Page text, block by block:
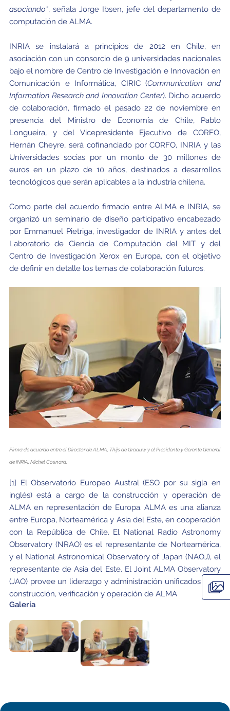
asociando”, señala Jorge Ibsen, jefe del departamento de
computación de ALMA.
INRIA se instalará a principios de 2012 en Chile, en
asociación con un consorcio de 9 universidades nacionales
bajo el nombre de Centro de Investigación e Innovación en
Comunicación e Informática, CIRIC (Communication and
Information Research and Innovation Center). Dicho acuerdo
de colaboración, firmado el pasado 22 de noviembre en
presencia del Ministro de Economía de Chile, Pablo
Longueira, y del Vicepresidente Ejecutivo de CORFO,
Hernán Cheyre, será cofinanciado por CORFO, INRIA y las
Universidades socias por un monto de 30 millones de
euros en un plazo de 10 años, destinados a desarrollos
tecnológicos que serán aplicables a la industria chilena.
Como parte del acuerdo firmado entre ALMA e INRIA, se
organizó un seminario de diseño participativo encabezado
por Emmanuel Pietriga, investigador de INRIA y antes del
Laboratorio de Ciencia de Computación del MIT y del
Centro de Investigación Xerox en Europa, con el objetivo
de definir en detalle los temas de colaboración futuros.
Firma de acuerdo entre el Director de ALMA, Thijs de Graauw y el Presidente y Gerente General
de INRIA, Michel Cosnard.
[1] El Observatorio Europeo Austral (ESO por su sigla en
inglés) está a cargo de la construcción y operación de
ALMA en representación de Europa. ALMA es una alianza
entre Europa, Norteamérica y Asia del Este, en cooperación
con la República de Chile. El National Radio Astronomy
Observatory (NRAO) es el representante de Norteamérica,
y el National Astronomical Observatory of Japan (NAOJ), el
representante de Asia del Este. El Joint ALMA Observatory
(JAO) provee un liderazgo y administración unificados de la
construcción, verificación y operación de ALMA
Galería